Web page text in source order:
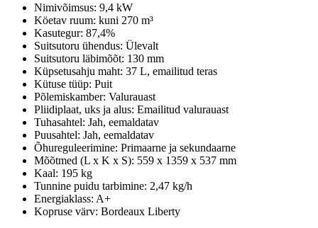
Nimivõimsus: 9,4 kW
Köetav ruum: kuni 270 m³
Kasutegur: 87,4%
Suitsutoru ühendus: Ülevalt
Suitsutoru läbimõõt: 130 mm
Küpsetusahju maht: 37 L, emailitud teras
Kütuse tüüp: Puit
Põlemiskamber: Valurauast
Pliidiplaat, uks ja alus: Emailitud valurauast
Tuhasahtel: Jah, eemaldatav
Puusahtel: Jah, eemaldatav
Õhureguleerimine: Primaarne ja sekundaarne
Mõõtmed (L x K x S): 559 x 1359 x 537 mm
Kaal: 195 kg
Tunnine puidu tarbimine: 2,47 kg/h
Energiaklass: A+
Kopruse värv: Bordeaux Liberty